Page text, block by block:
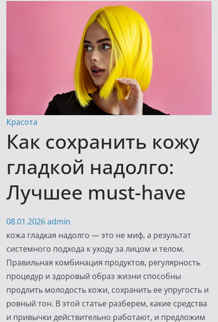
Красота
Как сохранить кожу
гладкой надолго:
Лучшее must-have
08.01.2026 admin
кожа гладкая надолго — это не миф, а результат
системного подхода к уходу за лицом и телом.
Правильная комбинация продуктов, регулярность
процедур и здоровый образ жизни способны
продлить молодость кожи, сохранить ее упругость и
ровный тон. В этой статье разберем, какие средства
и привычки действительно работают, и предложим